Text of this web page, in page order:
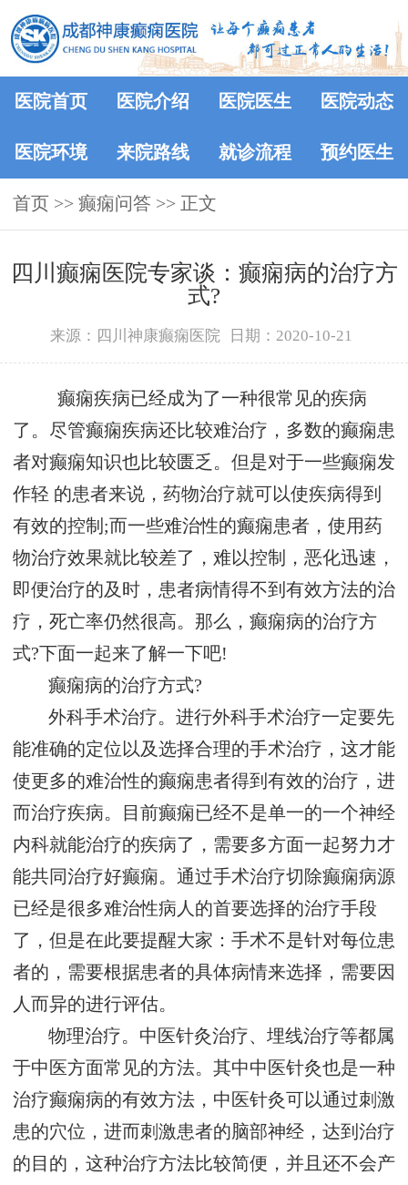
医院首页 医院介绍 医院医生 医院动态
医院环境 来院路线 就诊流程 预约医生
首页 >> 癫痫问答 >> 正文
四川癫痫医院专家谈：癫痫病的治疗方
式?
来源：四川神康癫痫医院 日期：2020-10-21
癫痫疾病已经成为了一种很常见的疾病
了。尽管癫痫疾病还比较难治疗，多数的癫痫患
者对癫痫知识也比较匮乏。但是对于一些癫痫发
作轻 的患者来说，药物治疗就可以使疾病得到
有效的控制;而一些难治性的癫痫患者，使用药
物治疗效果就比较差了，难以控制，恶化迅速，
即便治疗的及时，患者病情得不到有效方法的治
疗，死亡率仍然很高。那么，癫痫病的治疗方
式?下面一起来了解一下吧!
癫痫病的治疗方式?
外科手术治疗。进行外科手术治疗一定要先
能准确的定位以及选择合理的手术治疗，这才能
使更多的难治性的癫痫患者得到有效的治疗，进
而治疗疾病。目前癫痫已经不是单一的一个神经
内科就能治疗的疾病了，需要多方面一起努力才
能共同治疗好癫痫。通过手术治疗切除癫痫病源
已经是很多难治性病人的首要选择的治疗手段
了，但是在此要提醒大家：手术不是针对每位患
者的，需要根据患者的具体病情来选择，需要因
人而异的进行评估。
物理治疗。中医针灸治疗、埋线治疗等都属
于中医方面常见的方法。其中中医针灸也是一种
治疗癫痫病的有效方法，中医针灸可以通过刺激
患的穴位，进而刺激患者的脑部神经，达到治疗
的目的，这种治疗方法比较简便，并且还不会产